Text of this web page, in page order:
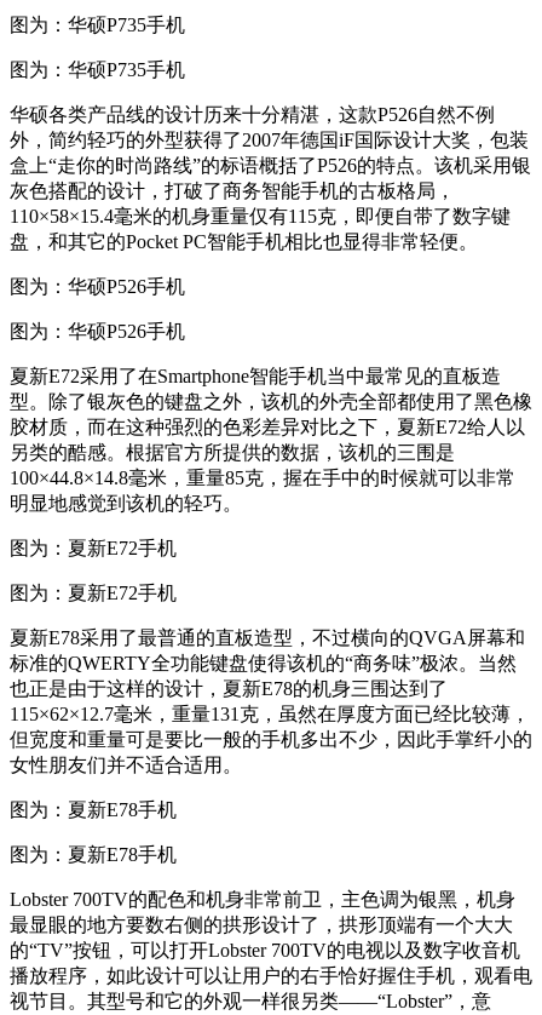
图为：华硕P735手机
图为：华硕P735手机
华硕各类产品线的设计历来十分精湛，这款P526自然不例
外，简约轻巧的外型获得了2007年德国iF国际设计大奖，包装
盒上“走你的时尚路线”的标语概括了P526的特点。该机采用银
灰色搭配的设计，打破了商务智能手机的古板格局，
110×58×15.4毫米的机身重量仅有115克，即便自带了数字键
盘，和其它的Pocket PC智能手机相比也显得非常轻便。
图为：华硕P526手机
图为：华硕P526手机
夏新E72采用了在Smartphone智能手机当中最常见的直板造
型。除了银灰色的键盘之外，该机的外壳全部都使用了黑色橡
胶材质，而在这种强烈的色彩差异对比之下，夏新E72给人以
另类的酷感。根据官方所提供的数据，该机的三围是
100×44.8×14.8毫米，重量85克，握在手中的时候就可以非常
明显地感觉到该机的轻巧。
图为：夏新E72手机
图为：夏新E72手机
夏新E78采用了最普通的直板造型，不过横向的QVGA屏幕和
标准的QWERTY全功能键盘使得该机的“商务味”极浓。当然
也正是由于这样的设计，夏新E78的机身三围达到了
115×62×12.7毫米，重量131克，虽然在厚度方面已经比较薄，
但宽度和重量可是要比一般的手机多出不少，因此手掌纤小的
女性朋友们并不适合适用。
图为：夏新E78手机
图为：夏新E78手机
Lobster 700TV的配色和机身非常前卫，主色调为银黑，机身
最显眼的地方要数右侧的拱形设计了，拱形顶端有一个大大
的“TV”按钮，可以打开Lobster 700TV的电视以及数字收音机
播放程序，如此设计可以让用户的右手恰好握住手机，观看电
视节目。其型号和它的外观一样很另类——“Lobster”，意